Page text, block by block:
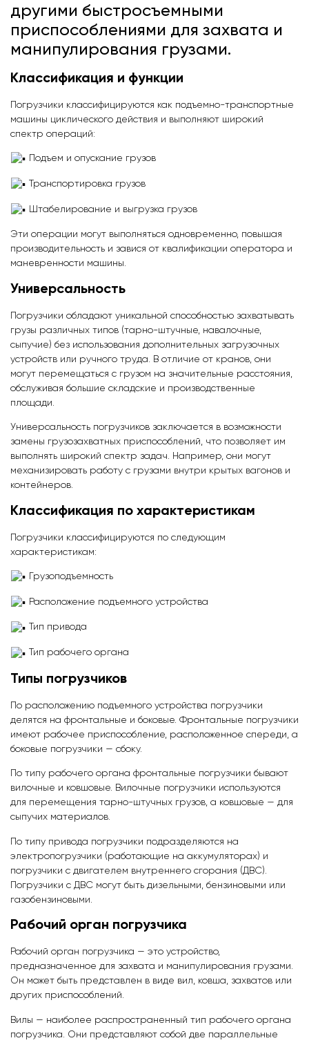
другими быстросъемными
приспособлениями для захвата и
манипулирования грузами.
Классификация и функции
Погрузчики классифицируются как подъемно-транспортные
машины циклического действия и выполняют широкий
спектр операций:
Подъем и опускание грузов
Транспортировка грузов
Штабелирование и выгрузка грузов
Эти операции могут выполняться одновременно, повышая
производительность и завися от квалификации оператора и
маневренности машины.
Универсальность
Погрузчики обладают уникальной способностью захватывать
грузы различных типов (тарно-штучные, навалочные,
сыпучие) без использования дополнительных загрузочных
устройств или ручного труда. В отличие от кранов, они
могут перемещаться с грузом на значительные расстояния,
обслуживая большие складские и производственные
площади.
Универсальность погрузчиков заключается в возможности
замены грузозахватных приспособлений, что позволяет им
выполнять широкий спектр задач. Например, они могут
механизировать работу с грузами внутри крытых вагонов и
контейнеров.
Классификация по характеристикам
Погрузчики классифицируются по следующим
характеристикам:
Грузоподъемность
Расположение подъемного устройства
Тип привода
Тип рабочего органа
Типы погрузчиков
По расположению подъемного устройства погрузчики
делятся на фронтальные и боковые. Фронтальные погрузчики
имеют рабочее приспособление, расположенное спереди, а
боковые погрузчики — сбоку.
По типу рабочего органа фронтальные погрузчики бывают
вилочные и ковшовые. Вилочные погрузчики используются
для перемещения тарно-штучных грузов, а ковшовые — для
сыпучих материалов.
По типу привода погрузчики подразделяются на
электропогрузчики (работающие на аккумуляторах) и
погрузчики с двигателем внутреннего сгорания (ДВС).
Погрузчики с ДВС могут быть дизельными, бензиновыми или
газобензиновыми.
Рабочий орган погрузчика
Рабочий орган погрузчика — это устройство,
предназначенное для захвата и манипулирования грузами.
Он может быть представлен в виде вил, ковша, захватов или
других приспособлений.
Вилы — наиболее распространенный тип рабочего органа
погрузчика. Они представляют собой две параллельные